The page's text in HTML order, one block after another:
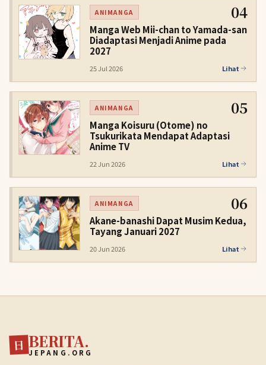
ANIMANGA 04
Manga Web Mii-chan to Yamada-san
Diadaptasi Menjadi Anime pada
2027
25 Jul 2026 Lihat
ANIMANGA 05
Manga Koisuru (Otome) no
Tsukurikata Mendapat Adaptasi
Anime TV
22 Jun 2026 Lihat
ANIMANGA 06
Akane-banashi Dapat Musim Kedua,
Tayang Januari 2027
20 Jun 2026 Lihat
日 BERITA.
JEPANG.ORG